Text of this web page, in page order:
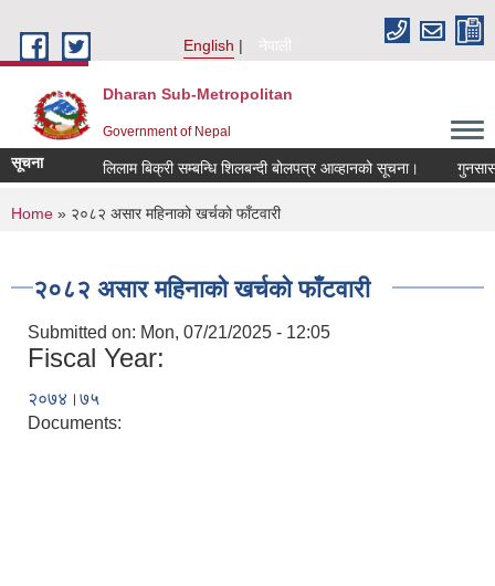
English
नेपाली
Dharan Sub-Metropolitan
Government of Nepal
सूचना लिलाम बिक्री सम्बन्धि शिलबन्दी बोलपत्र आव्हानको सूचना।
You are here
Home » २०८२ असार महिनाको खर्चको फाँटवारी
२०८२ असार महिनाको खर्चको फाँटवारी
Submitted on: Mon, 07/21/2025 - 12:05
Fiscal Year:
२०७४।७५
Documents: